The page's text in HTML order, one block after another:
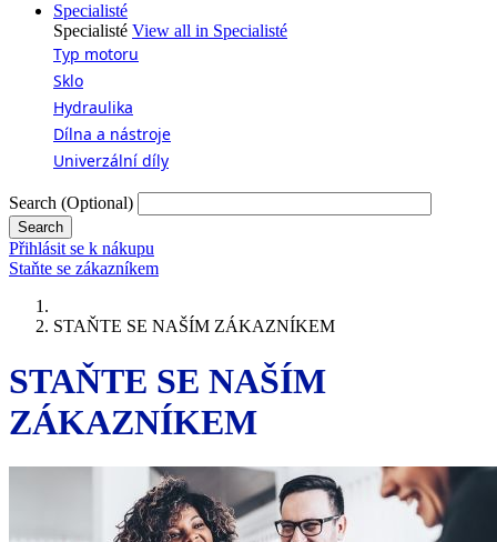
Specialisté
Specialisté View all in Specialisté
Typ motoru
Sklo
Hydraulika
Dílna a nástroje
Univerzální díly
Search (Optional)
Přihlásit se k nákupu
Staňte se zákazníkem
Breadcrumb
STAŇTE SE NAŠÍM ZÁKAZNÍKEM
STAŇTE SE NAŠÍM
ZÁKAZNÍKEM